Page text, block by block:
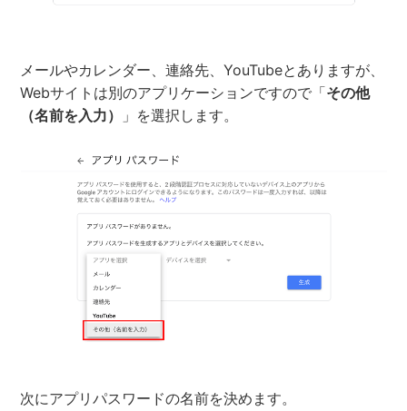
メールやカレンダー、連絡先、YouTubeとありますが、
Webサイトは別のアプリケーションですので「その他
（名前を入力）
」を選択します。
次にアプリパスワードの名前を決めます。